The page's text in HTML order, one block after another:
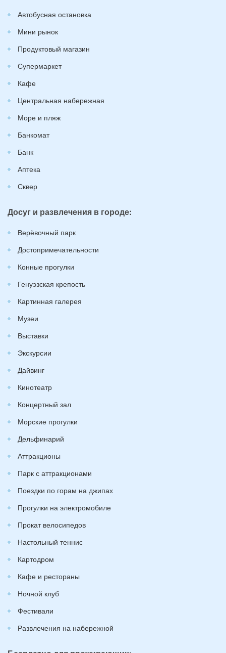
Автобусная остановка
Мини рынок
Продуктовый магазин
Супермаркет
Кафе
Центральная набережная
Море и пляж
Банкомат
Банк
Аптека
Сквер
Досуг и развлечения в городе:
Верёвочный парк
Достопримечательности
Конные прогулки
Генуэзская крепость
Картинная галерея
Музеи
Выставки
Экскурсии
Дайвинг
Кинотеатр
Концертный зал
Морские прогулки
Дельфинарий
Аттракционы
Парк с аттракционами
Поездки по горам на джипах
Прогулки на электромобиле
Прокат велосипедов
Настольный теннис
Картодром
Кафе и рестораны
Ночной клуб
Фестивали
Развлечения на набережной